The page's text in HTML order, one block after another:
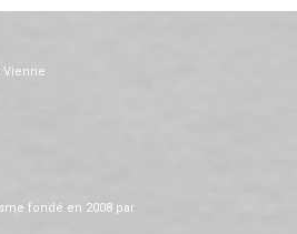
Vienne
fondé en 2008 par